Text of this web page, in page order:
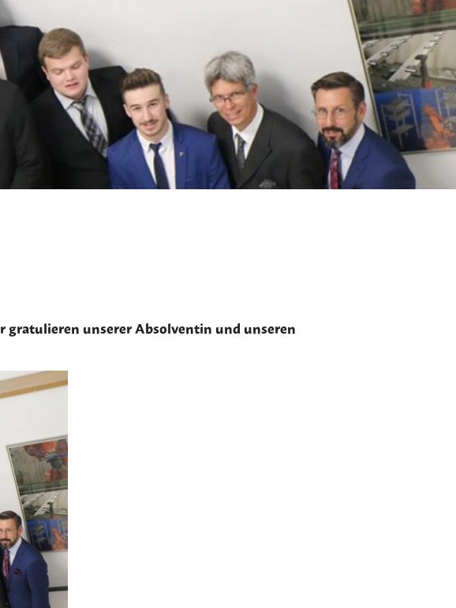
gratulieren unserer Absolventin und unseren